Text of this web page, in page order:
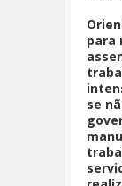
para
se